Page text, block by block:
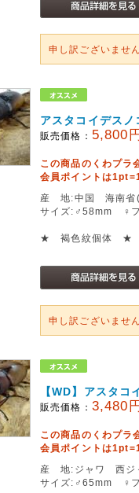
申し訳ございませ
アスタコイデス
販売価格： 5,800円
この商品のくわプラ
会員ポイントは
産 地:中国 海南省(
サイズ:♂58mm ♀
★ 褐色紋個体 ★
申し訳ございませ
【WD】アスタ
販売価格： 3,480円
この商品のくわプラ
会員ポイントは
産 地:ジャワ 西ジ
サイズ:♂65mm ♀